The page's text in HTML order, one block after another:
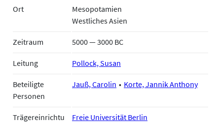
Ort
Mesopotamien
Westliches Asien
Zeitraum 5000 — 3000 BC
Leitung Pollock, Susan
Beteiligte
Personen
Jauß, Carolin Korte, Jannik Anthony
Trägereinrichtu
Freie Universität Berlin